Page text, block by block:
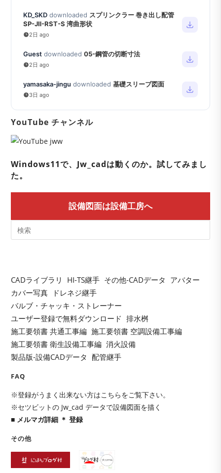
KD_SKD downloaded スプリンクラー 巻き出し配管
SP-JⅡ-RST-S 湾曲形状
2日 ago
Guest downloaded 05-鋼管の切断寸法
2日 ago
yamasaka-jingu downloaded 基礎スリーブ図面
3日 ago
YouTube チャンネル
Windows11で、Jw_cadは動くのか。試してみまし
た。
設備図面は設備工房へ
CADライブラリ HI-TS継手 その他-CADデータ アバター
カバー写真
ドレネジ継手
バルブ・チャッキ・ストレーナー
ユーザー登録で無料ダウンロード 排水桝
施工要領書 共通工事編 施工要領書 空調設備工事編
施工要領書 衛生設備工事編 消火設備
製品版-設備CADデータ 配管継手
FAQ
※登録がうまく出来ない方はこちらをご覧下さい。
※セツビットの Jw_cad データで設備図面を描く
■ メルマガ詳細 ＊ 登録
その他